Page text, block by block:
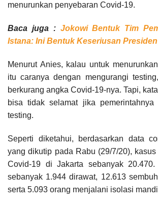
menurunkan penyebaran Covid-19.
Baca juga : Jokowi Bentuk Tim
Istana: Ini Bentuk Keseriusan Presiden
Menurut Anies, kalau untuk
itu caranya dengan mengurangi
berkurang angka Covid-19-nya. Tapi,
bisa tidak selamat jika pemerintahnya
testing.
Seperti diketahui, berdasarkan data
yang dikutip pada Rabu (29/7/20),
Covid-19 di Jakarta sebanyak
sebanyak 1.944 dirawat, 12.613
serta 5.093 orang menjalani isolasi